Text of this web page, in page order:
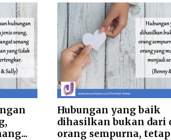
Hubungan yang baik
dihasilkan bukan dari
orang sempurna,